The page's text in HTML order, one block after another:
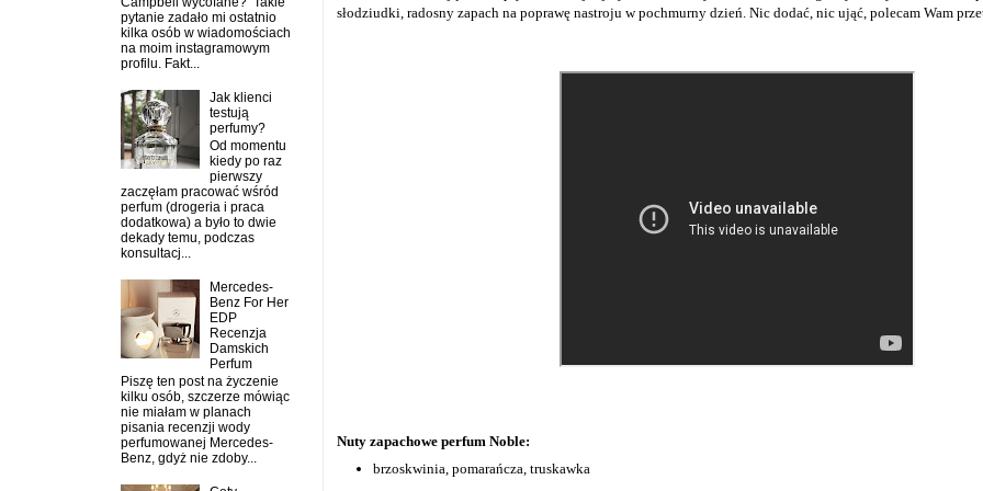
słodziudki, radosny zapach na poprawę nastroju w pochmurny dzień. Nic dodać, nic ująć, polecam Wam
Nuty zapachowe perfum Noble:
brzoskwinia, pomarańcza, truskawka
pytanie zadało mi ostatnio
kilka osób w wiadomościach
na moim instagramowym
profilu. Fakt...
Jak klienci
testują
perfumy?
Od momentu
kiedy po raz
pierwszy
zaczęłam pracować wśród
perfum (drogeria i praca
dodatkowa) a było to dwie
dekady temu, podczas
konsultacj...
Mercedes-
Benz For Her
EDP
Recenzja
Damskich
Perfum
Piszę ten post na życzenie
kilku osób, szczerze mówiąc
nie miałam w planach
pisania recenzji wody
perfumowanej Mercedes-
Benz, gdyż nie zdoby...